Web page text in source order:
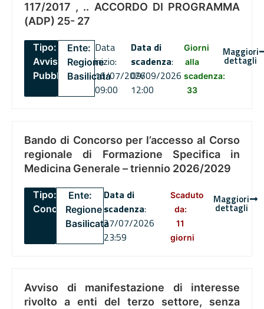
117/2017 , .. ACCORDO DI PROGRAMMA
(ADP) 25- 27
Tipo:
Avviso
Pubblico
Ente:
Regione
Basilicata
Data
inizio:
16/07/2026
09:00
Data di
scadenza:
09/09/2026
12:00
Giorni
alla
scadenza:
33
Maggiori
dettagli
Bando di Concorso per l’accesso al Corso
regionale di Formazione Specifica in
Medicina Generale – triennio 2026/2029
Tipo:
Concorsi
Ente:
Regione
Basilicata
Data di
scadenza:
27/07/2026
23:59
Scaduto
da:
11
giorni
Maggiori
dettagli
Avviso di manifestazione di interesse
rivolto a enti del terzo settore, senza